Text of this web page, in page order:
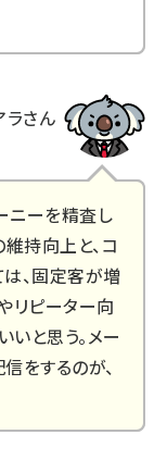
ラさん
ニーを精査し
持向上と、コ
、固定客が増
リピーター向
と思う。メー
をするのが、